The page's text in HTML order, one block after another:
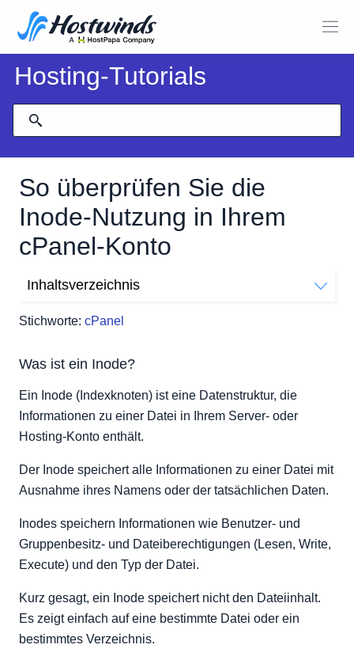
Hosting-Tutorials
So überprüfen Sie die
Inode-Nutzung in Ihrem
cPanel-Konto
Stichworte: cPanel
Inhaltsverzeichnis
Was ist, wenn ich 100% meiner Inodengrenzwerte
Anzeigen der Inode-Nutzung
Was ist ein Inode?
Ein Inode (Indexknoten) ist eine Datenstruktur, die
Informationen zu einer Datei in Ihrem Server- oder
Hosting-Konto enthält.
Der Inode speichert alle Informationen zu einer Datei mit
Ausnahme ihres Namens oder der tatsächlichen Daten.
Inodes speichern Informationen wie Benutzer- und
Gruppenbesitz- und Dateiberechtigungen (Lesen, Write,
Execute) und den Typ der Datei.
Kurz gesagt, ein Inode speichert nicht den Dateiinhalt.
Es zeigt einfach auf eine bestimmte Datei oder ein
bestimmtes Verzeichnis.